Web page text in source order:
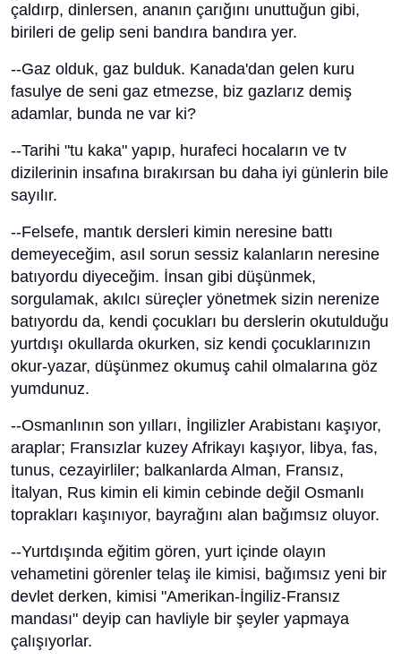
çaldırp, dinlersen, ananın çarığını unuttuğun gibi,
birileri de gelip seni bandıra bandıra yer.
--Gaz olduk, gaz bulduk. Kanada'dan gelen kuru
fasulye de seni gaz etmezse, biz gazlarız demiş
adamlar, bunda ne var ki?
--Tarihi "tu kaka" yapıp, hurafeci hocaların ve tv
dizilerinin insafına bırakırsan bu daha iyi günlerin bile
sayılır.
--Felsefe, mantık dersleri kimin neresine battı
demeyeceğim, asıl sorun sessiz kalanların neresine
batıyordu diyeceğim. İnsan gibi düşünmek,
sorgulamak, akılcı süreçler yönetmek sizin nerenize
batıyordu da, kendi çocukları bu derslerin okutulduğu
yurtdışı okullarda okurken, siz kendi çocuklarınızın
okur-yazar, düşünmez okumuş cahil olmalarına göz
yumdunuz.
--Osmanlının son yılları, İngilizler Arabistanı kaşıyor,
araplar; Fransızlar kuzey Afrikayı kaşıyor, libya, fas,
tunus, cezayirliler; balkanlarda Alman, Fransız,
İtalyan, Rus kimin eli kimin cebinde değil Osmanlı
toprakları kaşınıyor, bayrağını alan bağımsız oluyor.
--Yurtdışında eğitim gören, yurt içinde olayın
vehametini görenler telaş ile kimisi, bağımsız yeni bir
devlet derken, kimisi "Amerikan-İngiliz-Fransız
mandası" deyip can havliyle bir şeyler yapmaya
çalışıyorlar.